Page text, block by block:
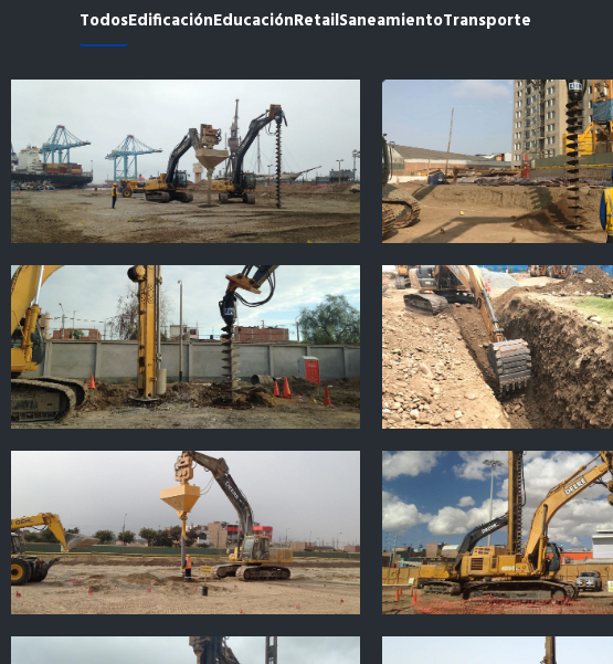
TodosEdificaciónEducaciónRetailSaneamientoTransporte